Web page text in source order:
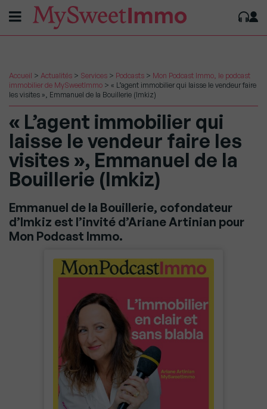
Accueil > Actualités > Services > Podcasts > Mon Podcast Immo, le podcast
immobilier de MySweetImmo > « L’agent immobilier qui laisse le vendeur faire
les visites », Emmanuel de la Bouillerie (Imkiz)
« L’agent immobilier qui
laisse le vendeur faire les
visites », Emmanuel de la
Bouillerie (Imkiz)
Emmanuel de la Bouillerie, cofondateur
d’Imkiz est l’invité d’Ariane Artinian pour
Mon Podcast Immo.